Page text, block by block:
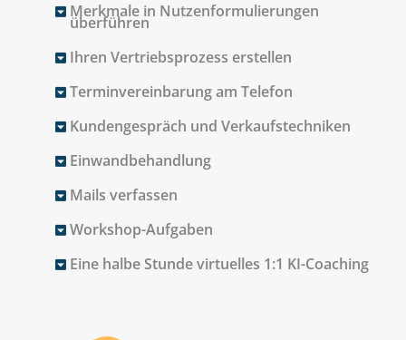
Merkmale in Nutzenformulierungen
überführen
Ihren Vertriebsprozess erstellen
Terminvereinbarung am Telefon
Kundengespräch und Verkaufstechniken
Einwandbehandlung
Mails verfassen
Workshop-Aufgaben
Eine halbe Stunde virtuelles 1:1 KI-Coaching